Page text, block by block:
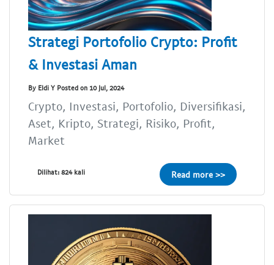
Strategi Portofolio Crypto: Profit
& Investasi Aman
By Eldi Y Posted on 10 Jul, 2024
Crypto, Investasi, Portofolio, Diversifikasi,
Aset, Kripto, Strategi, Risiko, Profit,
Market
Dilihat: 824 kali Read more >>